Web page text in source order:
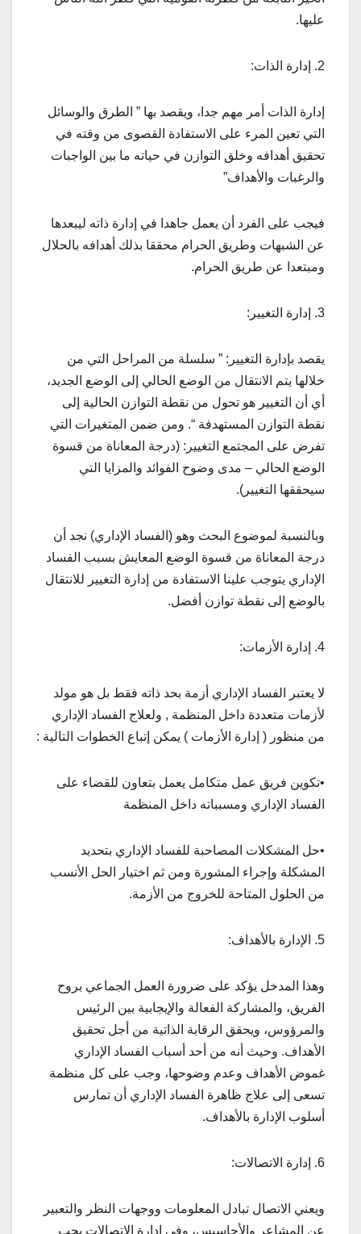
عليها.
2. إدارة الذات:
إدارة الذات أمر مهم جدا، ويقصد بها ” الطرق والوسائل
التي تعين المرء على الاستفادة القصوى من وقته في
تحقيق أهدافه وخلق التوازن في حياته ما بين الواجبات
والرغبات والأهداف”
فيجب على الفرد أن يعمل جاهدا في إدارة ذاته ليبعدها
عن الشبهات وطريق الحرام محققا بذلك أهدافه بالحلال
ومبتعدا عن طريق الحرام.
3. إدارة التغيير:
يقصد بإدارة التغيير: ” سلسلة من المراحل التي من
خلالها يتم الانتقال من الوضع الحالي إلى الوضع الجديد،
أي أن التغيير هو تحول من نقطة التوازن الحالية إلى
نقطة التوازن المستهدفة “. ومن ضمن المتغيرات التي
تفرض على المجتمع التغيير: (درجة المعاناة من قسوة
الوضع الحالي – مدى وضوح الفوائد والمزايا التي
سيحققها التغيير).
وبالنسبة لموضوع البحث وهو (الفساد الإداري) نجد أن
درجة المعاناة من قسوة الوضع المعايش بسبب الفساد
الإداري يتوجب علينا الاستفادة من إدارة التغيير للانتقال
بالوضع إلى نقطة توازن أفضل.
4. إدارة الأزمات:
لا يعتبر الفساد الإداري أزمة بحد ذاته فقط بل هو مولد
لأزمات متعددة داخل المنظمة , ولعلاج الفساد الإداري
من منظور ( إدارة الأزمات ) يمكن إتباع الخطوات التالية :
•تكوين فريق عمل متكامل يعمل بتعاون للقضاء على
الفساد الإداري ومسبباته داخل المنظمة
•حل المشكلات المصاحبة للفساد الإداري بتحديد
المشكلة وإجراء المشورة ومن ثم اختيار الحل الأنسب
من الحلول المتاحة للخروج من الأزمة.
5. الإدارة بالأهداف:
وهذا المدخل يؤكد على ضرورة العمل الجماعي بروح
الفريق، والمشاركة الفعالة والإيجابية بين الرئيس
والمرؤوس، ويحقق الرقابة الذاتية من أجل تحقيق
الأهداف. وحيث أنه من أحد أسباب الفساد الإداري
غموض الأهداف وعدم وضوحها، وجب على كل منظمة
تسعى إلى علاج ظاهرة الفساد الإداري أن تمارس
أسلوب الإدارة بالأهداف.
6. إدارة الاتصالات:
ويعني الاتصال تبادل المعلومات ووجهات النظر والتعبير
عن المشاعر والأحاسيس، وفي إدارة الاتصالات يجب